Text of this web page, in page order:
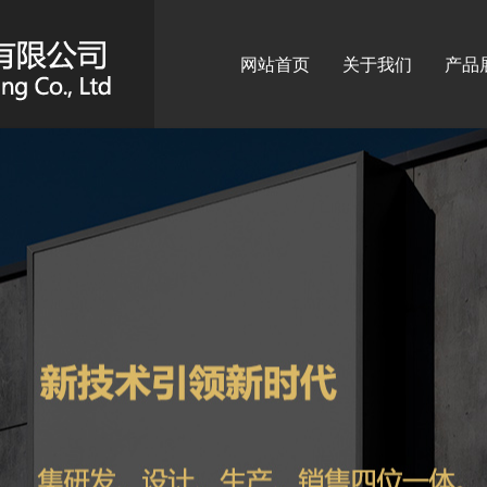
网站首页 关于我们 产品
标
广
广